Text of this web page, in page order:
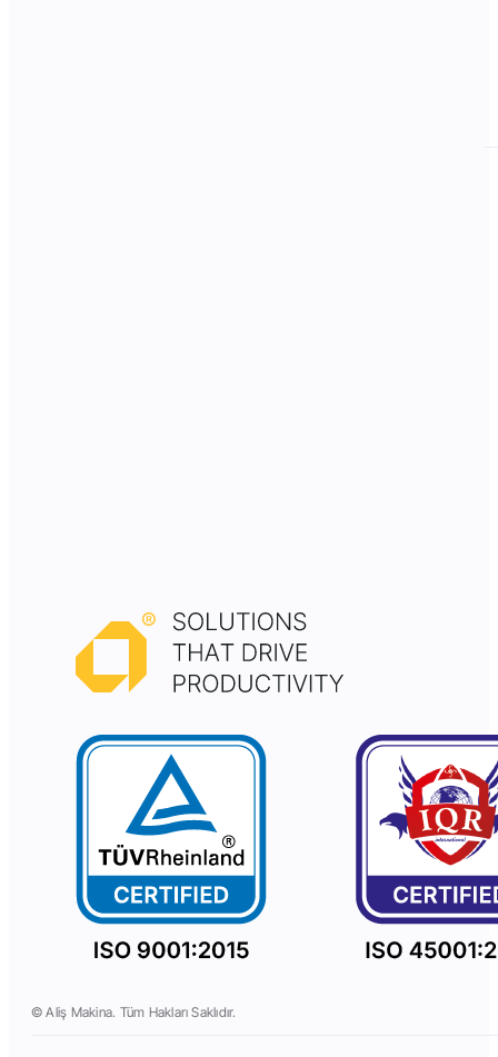
© Aliş Makina. Tüm Hakları Saklıdır.